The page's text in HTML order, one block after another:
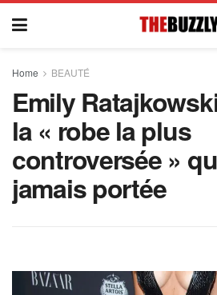
Home BEAUTÉ
Emily
la « robe la plus
controversée »
jamais portée